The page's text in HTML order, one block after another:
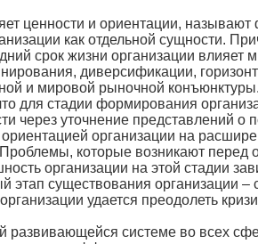
ценности и ориентации,
как отдельной сущности.
срок жизни организации
диверсификации,
и мировой рыночной конъюнктуры.
для стадии формирования
через уточнение представлений о
организации на
которые возникают перед
организации на этой стадии
существования организации –
удается преодолеть
системе во всех